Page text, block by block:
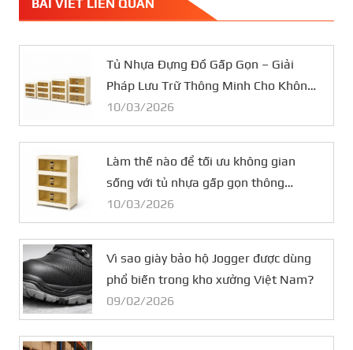
BÀI VIẾT LIÊN QUAN
Tủ Nhựa Đựng Đồ Gấp Gọn – Giải
Pháp Lưu Trữ Thông Minh Cho Không
Gian Nhỏ
10/03/2026
Làm thế nào để tối ưu không gian
sống với tủ nhựa gấp gọn thông
minh?
10/03/2026
Vì sao giày bảo hộ Jogger được dùng
phổ biến trong kho xưởng Việt Nam?
09/02/2026